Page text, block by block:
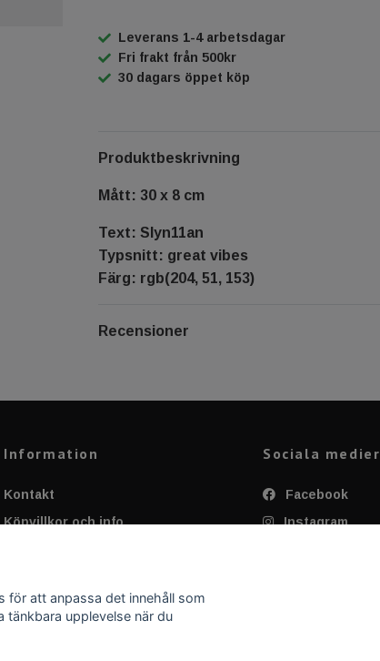
Leverans 1-4 arbetsdagar
Fri frakt från 500kr
30 dagars öppet köp
Produktbeskrivning
Mått: 30 x 8 cm
Text: Slyn11an
Typsnitt: great vibes
Färg: rgb(204, 51, 153)
Recensioner
Information
Kontakt
Köpvillkor och info
Applicering av Dekal
Sociala medier
Facebook
Instagram
för att anpassa det innehåll som
upplevelse när du